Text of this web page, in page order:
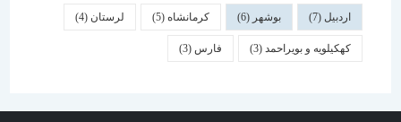
بوشهر کرمانشاه(5) لرستان (4)
کهکیلویه و بویراحمد(3) فارس